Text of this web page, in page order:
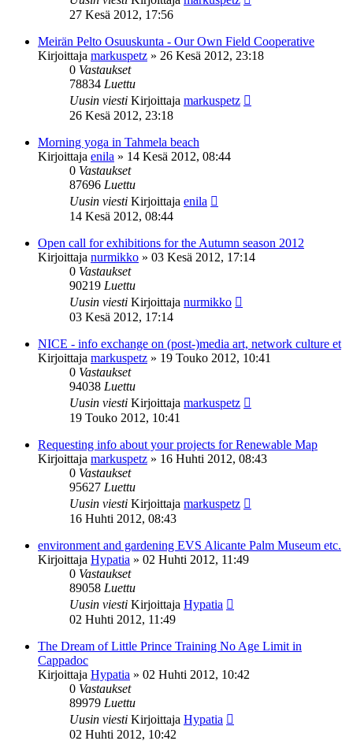
27 Kesä 2012, 17:56
Meirän Pelto Osuuskunta - Our Own Field Cooperative
Kirjoittaja markuspetz » 26 Kesä 2012, 23:18
0 Vastaukset
78834 Luettu
Uusin viesti Kirjoittaja markuspetz
26 Kesä 2012, 23:18
Morning yoga in Tahmela beach
Kirjoittaja enila » 14 Kesä 2012, 08:44
0 Vastaukset
87696 Luettu
Uusin viesti Kirjoittaja enila
14 Kesä 2012, 08:44
Open call for exhibitions for the Autumn season 2012
Kirjoittaja nurmikko » 03 Kesä 2012, 17:14
0 Vastaukset
90219 Luettu
Uusin viesti Kirjoittaja nurmikko
03 Kesä 2012, 17:14
NICE - info exchange on (post-)media art, network culture et
Kirjoittaja markuspetz » 19 Touko 2012, 10:41
0 Vastaukset
94038 Luettu
Uusin viesti Kirjoittaja markuspetz
19 Touko 2012, 10:41
Requesting info about your projects for Renewable Map
Kirjoittaja markuspetz » 16 Huhti 2012, 08:43
0 Vastaukset
95627 Luettu
Uusin viesti Kirjoittaja markuspetz
16 Huhti 2012, 08:43
environment and gardening EVS Alicante Palm Museum etc.
Kirjoittaja Hypatia » 02 Huhti 2012, 11:49
0 Vastaukset
89058 Luettu
Uusin viesti Kirjoittaja Hypatia
02 Huhti 2012, 11:49
The Dream of Little Prince Training No Age Limit in
Cappadoc
Kirjoittaja Hypatia » 02 Huhti 2012, 10:42
0 Vastaukset
89979 Luettu
Uusin viesti Kirjoittaja Hypatia
02 Huhti 2012, 10:42